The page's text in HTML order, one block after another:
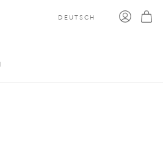
DEUTSCH